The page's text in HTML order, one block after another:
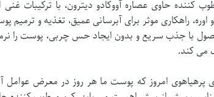
کننده حاوی عصاره آووکادو دیترون، با ترکیبات
و اوره، راهکاری موثر برای آبرسانی عمیق، تغذیه
با جذب سریع و بدون ایجاد حس چربی، پوست را
می کند.
پرهیاهوی امروز که پوست ما هر روز در معرض